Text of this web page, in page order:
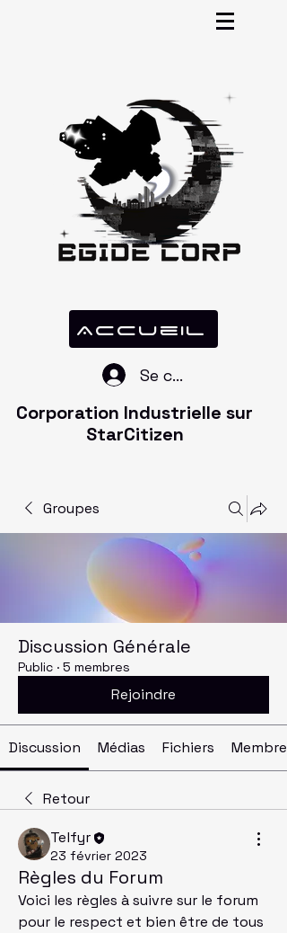
Accueil
Se connecter
Corporation Industrielle sur
StarCitizen
Groupes
Discussion Générale
Public · 5 membres
Rejoindre
Discussion Médias Fichiers Membres
Retour
Telfyr
23 février 2023
Règles du Forum
Voici les règles à suivre sur le forum
pour le respect et bien être de tous